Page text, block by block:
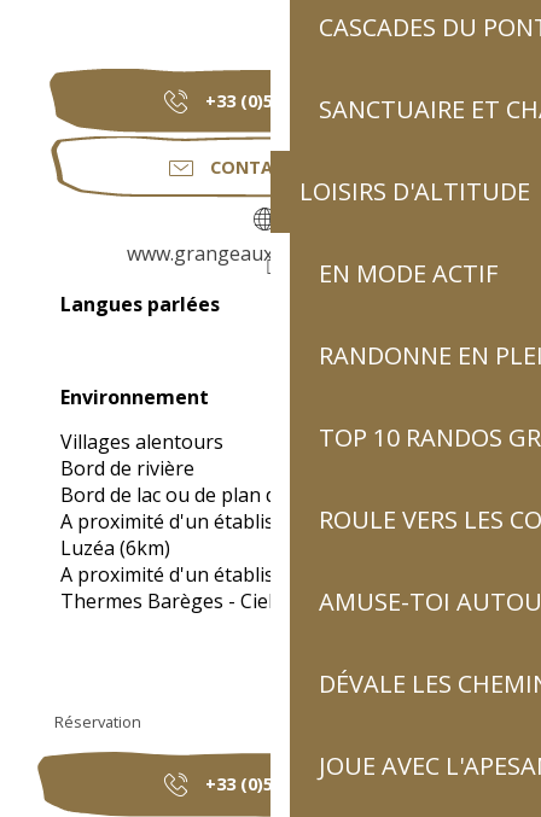
CASCADES DU
SANCTUAIRE ET
LOISIRS D'ALTITUDE
EN MODE ACTIF
RANDONNE EN
TOP 10 RANDOS
ROULE VERS LES
AMUSE-TOI
DÉVALE LES
JOUE AVEC
+33 (0)5 62 92 91▒▒
CONTACTEZ-NOUS
www.grangeauxmarmottes.com
Langues parlées
Langues parlées
Environnement
Environnement
Villages alentours
Bord de rivière
Bord de lac ou de plan d'eau
A proximité d'un établissement thermal :
Luzéa (6km)
A proximité d'un établissement thermal :
Thermes Barèges - Cieléo
(16km)
Réservation
+33 (0)5 62 92 91